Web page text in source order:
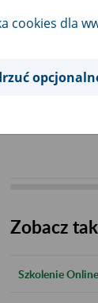
Kontakt
Zobacz
Szkolenie
cookies dla